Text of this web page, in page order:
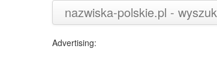
nazwiska-polskie.pl -
Advertising: